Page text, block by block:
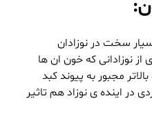
سخت در نوزادان
نوزادانی که خون ان ها
مجبور به پیوند کبد
اینده ی نوزاد هم تاثیر